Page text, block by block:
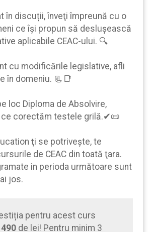
în discuții, înveţi împreună cu o
ce îşi propun să desluşească
aplicabile CEAC-ului. 🔍
cu modificările legislative, afli
în domeniu. 📃📑
loc Diploma de Absolvire,
ce corectăm testele grilă.✔📜
ţi se potrivește, te
de CEAC din toată ţara.
in perioda următoare sunt
jos.
pentru acest curs
490de lei! Pentru minim 3